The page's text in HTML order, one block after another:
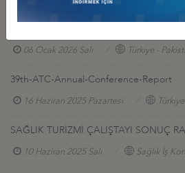
06 Ocak 2026 Salı Türkiye -
39th-ATC-Annual-Conference-Report
16 Haziran 2025 Pazartesi
SAĞLIK TURİZMİ ÇALIŞTAYI SONUÇ
10 Haziran 2025 Salı Sağlık İş